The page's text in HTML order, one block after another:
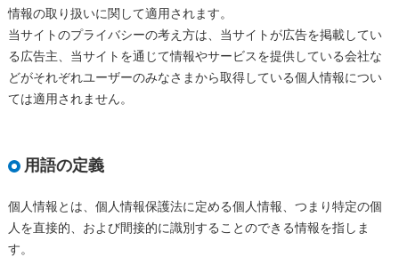
情報の取り扱いに関して適用されます。
当サイトのプライバシーの考え方は、当サイトが広告を掲載してい
る広告主、当サイトを通じて情報やサービスを提供している会社な
どがそれぞれユーザーのみなさまから取得している個人情報につい
ては適用されません。
用語の定義
個人情報とは、個人情報保護法に定める個人情報、つまり特定の個
人を直接的、および間接的に識別することのできる情報を指しま
す。